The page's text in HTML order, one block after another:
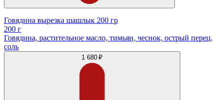
Говядина вырезка шашлык 200 гр
200 г
Говядина, растительное масло, тимьян, чеснок, острый перец,
соль
1 680 ₽